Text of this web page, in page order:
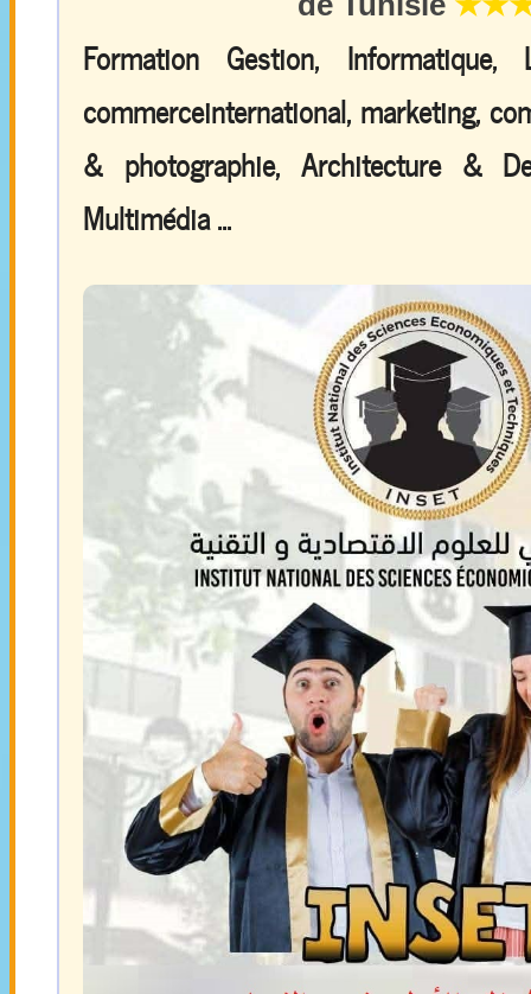
Formation Gestion, Informatique,
commerceinternational, marketing,
& photographie, Architecture &
Multimédia ...